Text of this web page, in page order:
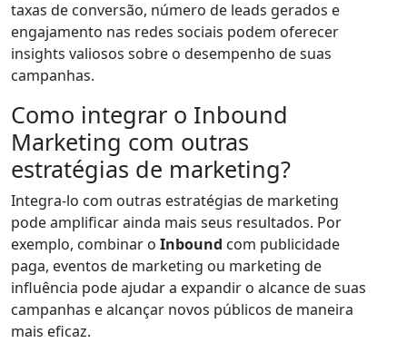
taxas de conversão, número de leads gerados e
engajamento nas redes sociais podem oferecer
insights valiosos sobre o desempenho de suas
campanhas.
Como integrar o Inbound
Marketing com outras
estratégias de marketing?
Integra-lo com outras estratégias de marketing
pode amplificar ainda mais seus resultados. Por
exemplo, combinar o Inbound com publicidade
paga, eventos de marketing ou marketing de
influência pode ajudar a expandir o alcance de suas
campanhas e alcançar novos públicos de maneira
mais eficaz.